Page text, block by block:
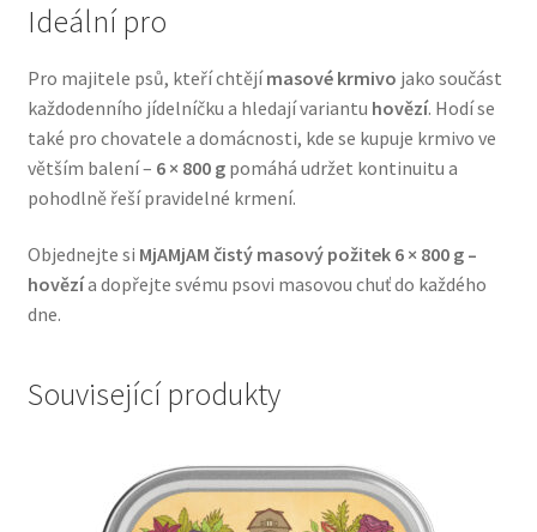
Veterinární dieta pro psy
Vodítka a obojky
Ideální pro
Pro majitele psů, kteří chtějímasové krmivo jako součást
každodenního jídelníčku a hledají variantu hovězí. Hodí se
také pro chovatele a domácnosti, kde se kupuje krmivo ve
větším balení – 6 × 800 gpomáhá udržet kontinuitu a
pohodlně řeší pravidelné krmení.
Objednejte si MjAMjAM čistý masový požitek 6 × 800 g –
hovězía dopřejte svému psovi masovou chuť do každého
dne.
Související produkty